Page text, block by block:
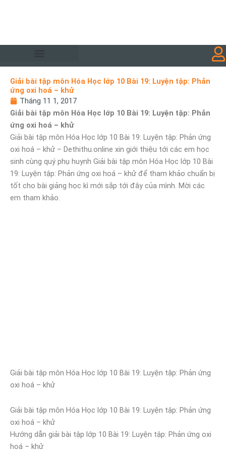
Giải bài tập môn Hóa Học lớp 10 Bài 19: Luyện tập: Phản
ứng oxi hoá – khử
Tháng 11 1, 2017
Giải bài tập môn Hóa Học lớp 10 Bài 19: Luyện tập: Phản
ứng oxi hoá – khử
Giải bài tập môn Hóa Học lớp 10 Bài 19: Luyện tập: Phản ứng
oxi hoá – khử – Dethithu.online xin giới thiệu tới các em học
sinh cùng quý phụ huynh Giải bài tập môn Hóa Học lớp 10 Bài
19: Luyện tập: Phản ứng oxi hoá – khử để tham khảo chuẩn bị
tốt cho bài giảng học kì mới sắp tới đây của mình. Mời các
em tham khảo.
Giải bài tập môn Hóa Học lớp 10 Bài 19: Luyện tập: Phản ứng
oxi hoá – khử
Giải bài tập môn Hóa Học lớp 10 Bài 19: Luyện tập: Phản ứng
oxi hoá – khử
Hướng dẫn giải bài tập lớp 10 Bài 19: Luyện tập: Phản ứng oxi
hoá – khử